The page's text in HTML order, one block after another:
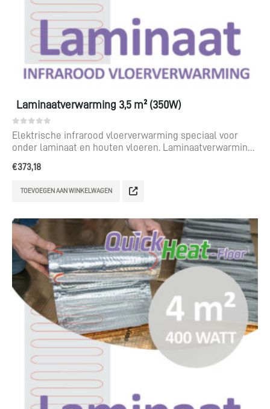
Laminaatverwarming 3,5 m² (350W)
0out of 5
Elektrische infrarood vloerverwarming speciaal voor
onder laminaat en houten vloeren. Laminaatverwarming
€373,18
TOEVOEGEN AAN WINKELWAGEN